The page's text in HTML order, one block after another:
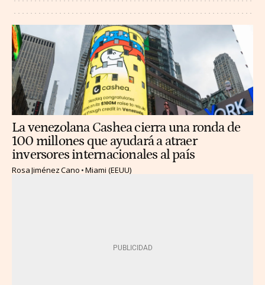
La venezolana Cashea cierra una ronda de
100 millones que ayudará a atraer
inversores internacionales al país
Rosa Jiménez Cano Miami (EEUU)